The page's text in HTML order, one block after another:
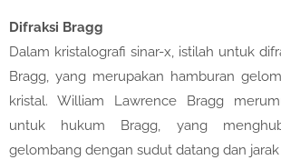
Difraksi Bragg
Dalam kristalografi sinar-x, istilah untuk
Bragg, yang merupakan hamburan
kristal. William Lawrence Bragg
untuk hukum Bragg, yang
gelombang dengan sudut datang dan jarak